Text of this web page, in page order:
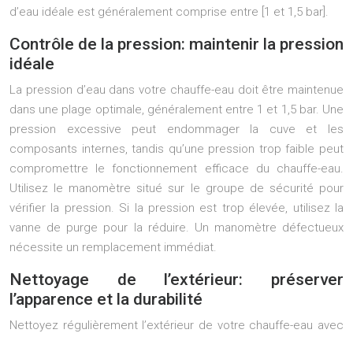
d’eau idéale est généralement comprise entre [1 et 1,5 bar].
Contrôle de la pression: maintenir la pression
idéale
La pression d’eau dans votre chauffe-eau doit être maintenue
dans une plage optimale, généralement entre 1 et 1,5 bar. Une
pression excessive peut endommager la cuve et les
composants internes, tandis qu’une pression trop faible peut
compromettre le fonctionnement efficace du chauffe-eau.
Utilisez le manomètre situé sur le groupe de sécurité pour
vérifier la pression. Si la pression est trop élevée, utilisez la
vanne de purge pour la réduire. Un manomètre défectueux
nécessite un remplacement immédiat.
Nettoyage de l’extérieur: préserver
l’apparence et la durabilité
Nettoyez régulièrement l’extérieur de votre chauffe-eau avec